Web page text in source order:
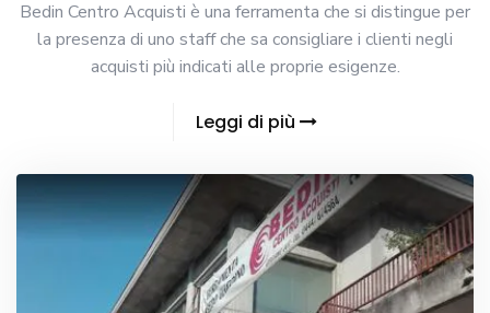
Bedin Centro Acquisti è una ferramenta che si distingue per
la presenza di uno staff che sa consigliare i clienti negli
acquisti più indicati alle proprie esigenze.
Leggi di più